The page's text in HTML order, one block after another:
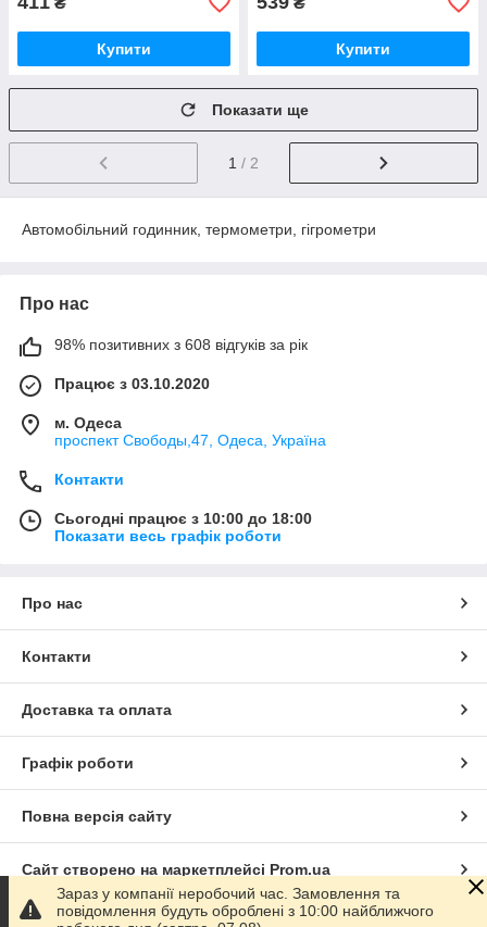
Купити Купити
Показати ще
1 / 2
Автомобільний годинник, термометри, гігрометри
Про нас
98% позитивних з 608 відгуків за рік
Працює з 03.10.2020
м. Одеса
проспект Свободы,47, Одеса, Україна
Контакти
Сьогодні працює з 10:00 до 18:00
Показати весь графік роботи
Про нас
Контакти
Доставка та оплата
Графік роботи
Повна версія сайту
Сайт створено на маркетплейсі Prom.ua
Політика конфіденційності
Зараз у компанії неробочий час. Замовлення та
повідомлення будуть оброблені з 10:00 найближчого